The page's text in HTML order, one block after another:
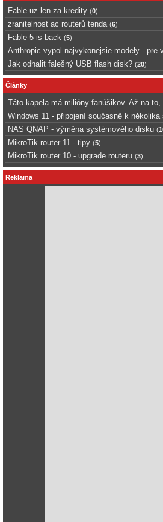
Fable uz len za kredity (0)
zranitelnost ac routerů tenda (6)
Fable 5 is back (5)
Anthropic vypol najvykonejsie modely - pre
Jak odhalit falešný USB flash disk? (20)
Články
Táto kapela má milióny fanúšikov. Až na to,
Windows 11 - připojení současně k
NAS QNAP - výměna systémového disku (
MikroTik router 11 - tipy (5)
MikroTik router 10 - upgrade routeru (3)
Reklama